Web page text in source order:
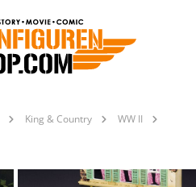
King & Country
WW II